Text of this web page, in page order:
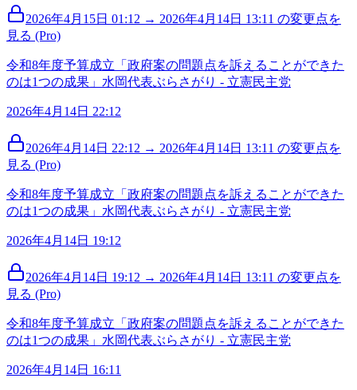
2026年4月15日 01:12 → 2026年4月14日 13:11 の変更点を
見る (Pro)
令和8年度予算成立「政府案の問題点を訴えることができた
のは1つの成果」水岡代表ぶらさがり - 立憲民主党
2026年4月14日 22:12
2026年4月14日 22:12 → 2026年4月14日 13:11 の変更点を
見る (Pro)
令和8年度予算成立「政府案の問題点を訴えることができた
のは1つの成果」水岡代表ぶらさがり - 立憲民主党
2026年4月14日 19:12
2026年4月14日 19:12 → 2026年4月14日 13:11 の変更点を
見る (Pro)
令和8年度予算成立「政府案の問題点を訴えることができた
のは1つの成果」水岡代表ぶらさがり - 立憲民主党
2026年4月14日 16:11